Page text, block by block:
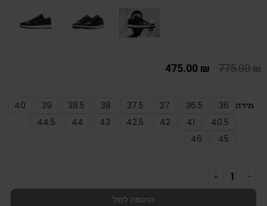
775.00₪
475.00 ₪
מידה 36
36.5
37
37.5
38
38.5
39
40
40.5
41
42
42.5
43
44
44.5
45
46
הוספה לסל